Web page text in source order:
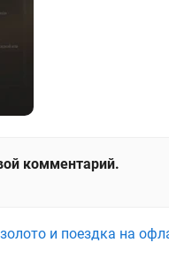
комментарий.
и поездка на